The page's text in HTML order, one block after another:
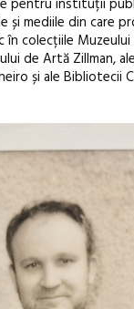
pentru instituții
și mediile din care
în colecțiile
de Artă Zillman,
și ale Bibliotecii